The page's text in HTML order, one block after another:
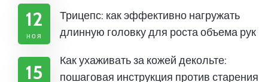
12
ноя
Трицепс: как эффективно нагружать
длинную головку для роста объема рук
15
Как ухаживать за кожей декольте:
пошаговая инструкция против старения